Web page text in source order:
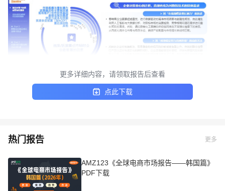
更多详细内容，请领取报告后查看
点此下载
热门报告 更多
AMZ123《全球电商市场报告——韩国篇》
PDF下载